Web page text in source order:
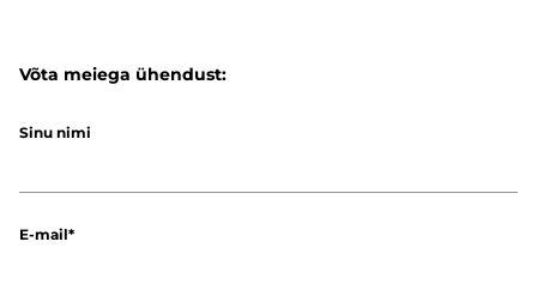
Võta meiega ühendust:
Sinu nimi
E-mail